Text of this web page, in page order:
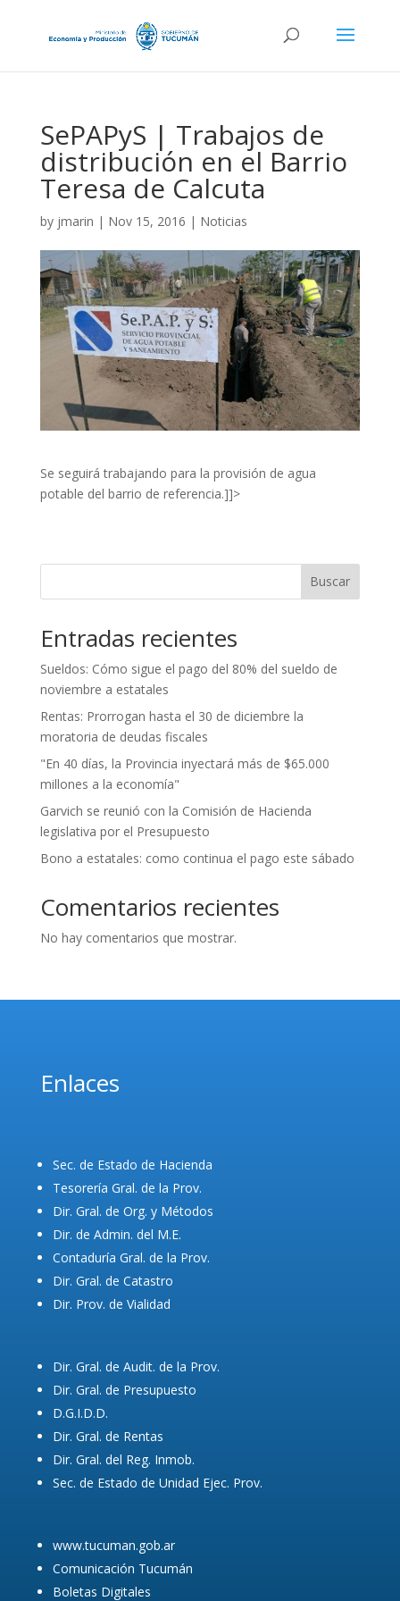
SePAPyS | Trabajos de
distribución en el Barrio
Teresa de Calcuta
by jmarin | Nov 15, 2016 | Noticias
Se seguirá trabajando para la provisión de agua
potable del barrio de referencia.]]>
Buscar
Entradas recientes
Sueldos: Cómo sigue el pago del 80% del sueldo de
noviembre a estatales
Rentas: Prorrogan hasta el 30 de diciembre la
moratoria de deudas fiscales
"En 40 días, la Provincia inyectará más de $65.000
millones a la economía"
Garvich se reunió con la Comisión de Hacienda
legislativa por el Presupuesto
Bono a estatales: como continua el pago este sábado
Comentarios recientes
No hay comentarios que mostrar.
Enlaces
Sec. de Estado de Hacienda
Tesorería Gral. de la Prov.
Dir. Gral. de Org. y Métodos
Dir. de Admin. del M.E.
Contaduría Gral. de la Prov.
Dir. Gral. de Catastro
Dir. Prov. de Vialidad
Dir. Gral. de Audit. de la Prov.
Dir. Gral. de Presupuesto
D.G.I.D.D.
Dir. Gral. de Rentas
Dir. Gral. del Reg. Inmob.
Sec. de Estado de Unidad Ejec. Prov.
www.tucuman.gob.ar
Comunicación Tucumán
Boletas Digitales